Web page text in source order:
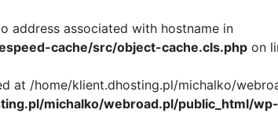
address associated with hostname in
cache/src/object-cache.cls.php on
at /home/klient.dhosting.pl/michalko/
michalko/webroad.pl/public_html/